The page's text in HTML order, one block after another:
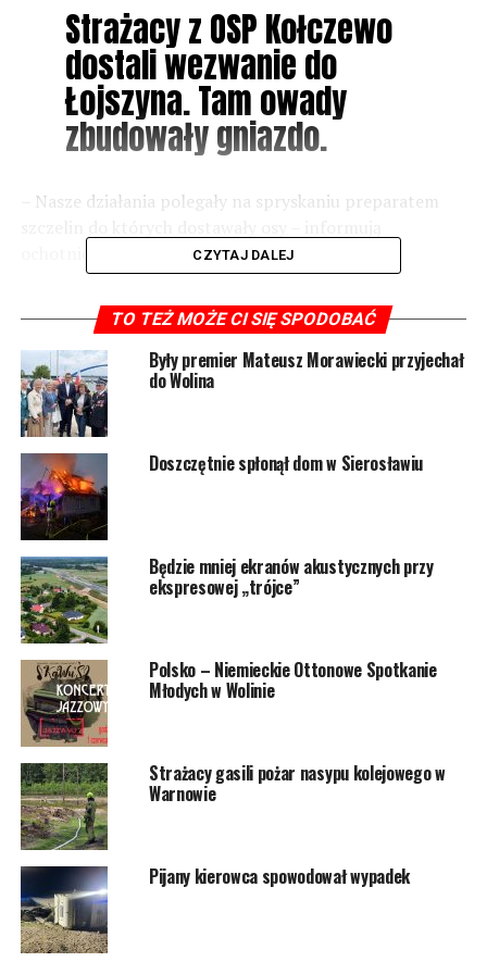
Strażacy z OSP Kołczewo
dostali wezwanie do
Łojszyna. Tam owady
zbudowały gniazdo.
– Nasze działania polegały na spryskaniu preparatem
2377 odsłon
POWIĄZANE TEMATY:
NASTĘPNY
Strażacy zneutralizowali rozlany olej
NIE PRZEGAP
Najbardziej zadłużone bloki w Wolinie. Rekord to ponad
80 tys. złotych
CZYTAJ DALEJ
TO TEŻ MOŻE CI SIĘ SPODOBAĆ
Były premier Mateusz Morawiecki przyjechał
do Wolina
Doszczętnie spłonął dom w Sierosławiu
Będzie mniej ekranów akustycznych przy
ekspresowej „trójce”
Polsko – Niemieckie Ottonowe Spotkanie
Młodych w Wolinie
Strażacy gasili pożar nasypu kolejowego w
Warnowie
Pijany kierowca spowodował wypadek